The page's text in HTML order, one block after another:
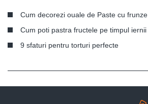
Cum decorezi ouale de Paste cu frunze
Cum poti pastra fructele pe timpul iernii
9 sfaturi pentru torturi perfecte